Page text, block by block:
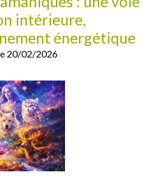
intérieure,
énergétique
20/02/2026